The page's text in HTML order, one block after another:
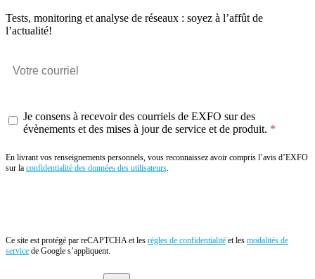
Tests, monitoring et analyse de réseaux : soyez à l’affût de
l’actualité!
Je consens à recevoir des courriels de EXFO sur des
évènements et des mises à jour de service et de produit.
En livrant vos renseignements personnels, vous reconnaissez avoir compris l’avis d’EXFO
sur la confidentialité des données des utilisateurs.
Ce site est protégé par reCAPTCHA et les règles de confidentialité et les modalités de
service de Google s’appliquent.